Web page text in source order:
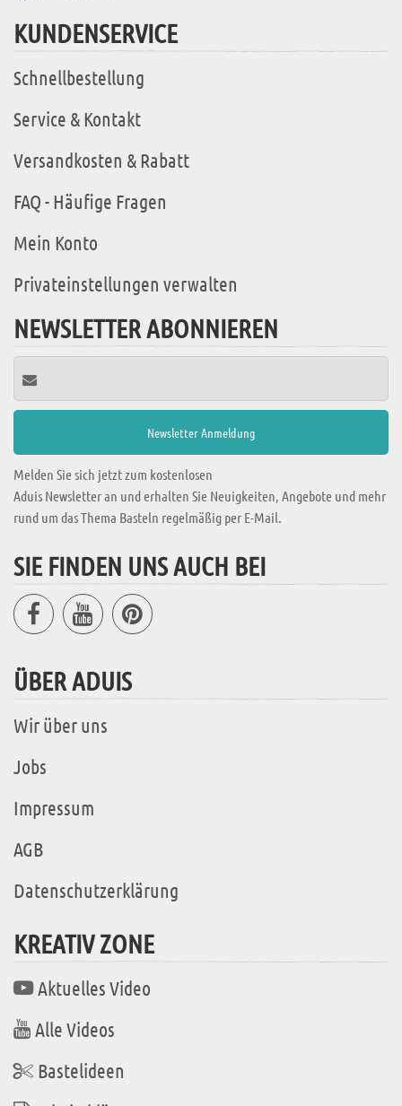
KUNDENSERVICE
Schnellbestellung
Service & Kontakt
Versandkosten & Rabatt
FAQ - Häufige Fragen
Mein Konto
Privateinstellungen verwalten
NEWSLETTER ABONNIEREN
Melden Sie sich jetzt zum kostenlosen
Aduis Newsletter an und erhalten Sie Neuigkeiten, Angebote und mehr
rund um das Thema Basteln regelmäßig per E-Mail.
SIE FINDEN UNS AUCH BEI
ÜBER ADUIS
Wir über uns
Jobs
Impressum
AGB
Datenschutzerklärung
KREATIV ZONE
Aktuelles Video
Alle Videos
Bastelideen